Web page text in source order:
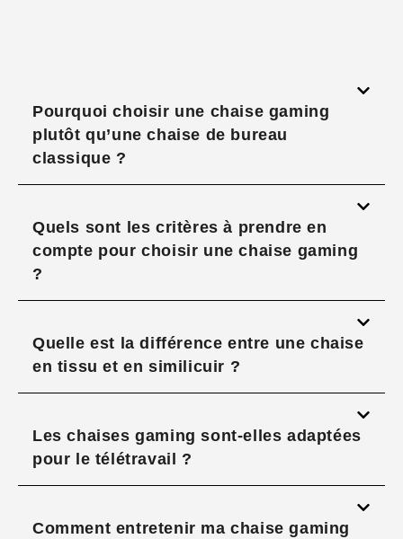
Pourquoi choisir une chaise gaming
plutôt qu’une chaise de bureau
classique ?
Quels sont les critères à prendre en
compte pour choisir une chaise gaming
?
Quelle est la différence entre une chaise
en tissu et en similicuir ?
Les chaises gaming sont-elles adaptées
pour le télétravail ?
Comment entretenir ma chaise gaming